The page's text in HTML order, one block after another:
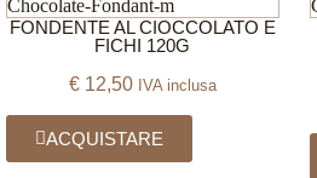
FONDENTE AL CIOCCOLATO E
FICHI 120G
€12,50 IVA inclusa
ACQUISTARE